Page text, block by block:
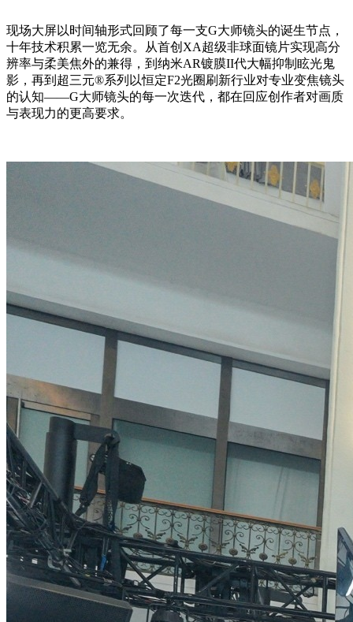
现场大屏以时间轴形式回顾了每一支G大师镜头的诞生节点，
十年技术积累一览无余。从首创XA超级非球面镜片实现高分
辨率与柔美焦外的兼得，到纳米AR镀膜II代大幅抑制眩光鬼
影，再到超三元®系列以恒定F2光圈刷新行业对专业变焦镜头
的认知——G大师镜头的每一次迭代，都在回应创作者对画质
与表现力的更高要求。